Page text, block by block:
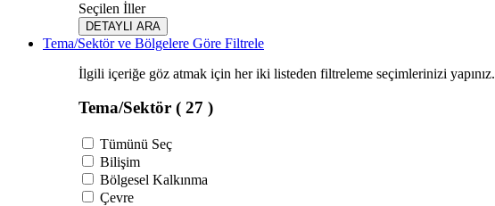
Seçilen İller
DETAYLI ARA
Tema/Sektör ve Bölgelere Göre Filtrele
İlgili içeriğe göz atmak için her iki listeden filtreleme seçimlerinizi yapınız.
Tema/Sektör ( 27 )
Tümünü Seç
Bilişim
Bölgesel Kalkınma
Çevre